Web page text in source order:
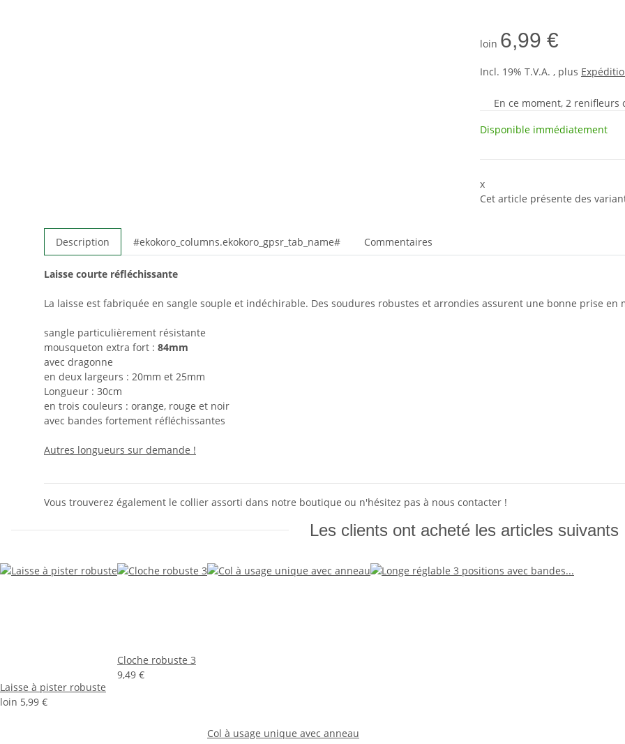
loin 6,99 €
Incl. 19% T.V.A. , plus
En ce moment, 2
Disponible immédiatement
x
Cet article présente des
Description #ekokoro_columns.ekokoro_gpsr_tab_name# Commentaires
Laisse courte réfléchissante
La laisse est fabriquée en sangle souple et indéchirable. Des soudures robustes et arrondies assurent une bonne prise en
sangle particulièrement résistante
mousqueton extra fort : 84mm
avec dragonne
en deux largeurs : 20mm et 25mm
Longueur : 30cm
en trois couleurs : orange, rouge et noir
avec bandes fortement réfléchissantes
Autres longueurs sur demande !
Vous trouverez également le collier assorti dans notre boutique ou n'hésitez pas à nous contacter !
Les clients ont acheté les articles suivants
Laisse à pister robuste
loin 5,99 €
Cloche robuste 3
9,49 €
Col à usage unique avec anneau